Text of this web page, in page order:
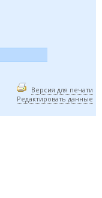
Версия для печати
Редактировать данные